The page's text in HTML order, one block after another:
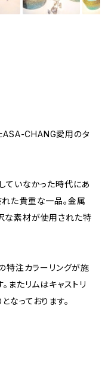
ASA-CHANG愛用のタ
ていなかった時代にあ
た貴重な一品。金属
な素材が使用された特
特注カラーリングが施
またリムはキャストリ
なっております。